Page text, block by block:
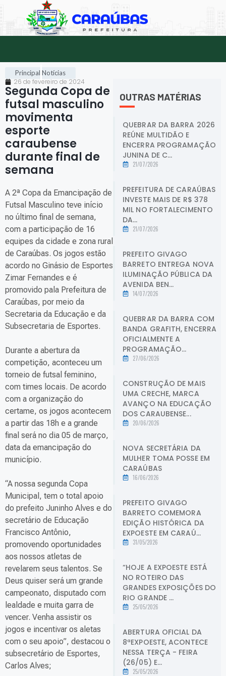
Principal Notícias
26 de fevereiro de 2024
Segunda Copa de
futsal masculino
movimenta
esporte
caraubense
durante final de
semana
A 2ª Copa da Emancipação de
Futsal Masculino teve início
no último final de semana,
com a participação de 16
equipes da cidade e zona rural
de Caraúbas. Os jogos estão
acordo no Ginásio de Esportes
Zimar Fernandes e é
promovido pala Prefeitura de
Caraúbas, por meio da
Secretaria da Educação e da
Subsecretaria de Esportes.
Durante a abertura da
competição, aconteceu um
torneio de futsal feminino,
com times locais. De acordo
com a organização do
certame, os jogos acontecem
a partir das 18h e a grande
final será no dia 05 de março,
data da emancipação do
município.
“A nossa segunda Copa
Municipal, tem o total apoio
do prefeito Juninho Alves e do
secretário de Educação
Francisco Antônio,
promovendo oportunidades
aos nossos atletas de
revelarem seus talentos. Se
Deus quiser será um grande
campeonato, disputado com
lealdade e muita garra de
vencer. Venha assistir os
jogos e incentivar os aletas
com o seu apoio”, destacou o
subsecretário de Esportes,
Carlos Alves;
OUTRAS MATÉRIAS
QUEBRAR DA BARRA 2026
REÚNE MULTIDÃO E
ENCERRA PROGRAMAÇÃO
JUNINA DE C...
21/07/2026
PREFEITURA DE CARAÚBAS
INVESTE MAIS DE R$ 378
MIL NO FORTALECIMENTO
DA...
21/07/2026
PREFEITO GIVAGO
BARRETO ENTREGA NOVA
ILUMINAÇÃO PÚBLICA DA
AVENIDA BEN...
14/07/2026
QUEBRAR DA BARRA COM
BANDA GRAFITH, ENCERRA
OFICIALMENTE A
PROGRAMAÇÃO...
27/06/2026
CONSTRUÇÃO DE MAIS
UMA CRECHE, MARCA
AVANÇO NA EDUCAÇÃO
DOS CARAUBENSE...
20/06/2026
NOVA SECRETÁRIA DA
MULHER TOMA POSSE EM
CARAÚBAS
16/06/2026
PREFEITO GIVAGO
BARRETO COMEMORA
EDIÇÃO HISTÓRICA DA
EXPOESTE EM CARAÚ...
31/05/2026
“HOJE A EXPOESTE ESTÁ
NO ROTEIRO DAS
GRANDES EXPOSIÇÕES DO
RIO GRANDE ...
25/05/2026
ABERTURA OFICIAL DA
8ªEXPOESTE, ACONTECE
NESSA TERÇA - FEIRA
(26/05) E...
25/05/2026